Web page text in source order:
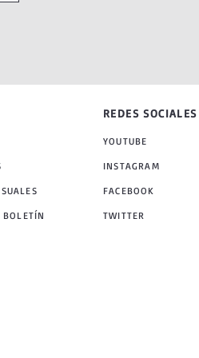
BOLETÍN
REDES SOCIALES
YOUTUBE
INSTAGRAM
FACEBOOK
TWITTER